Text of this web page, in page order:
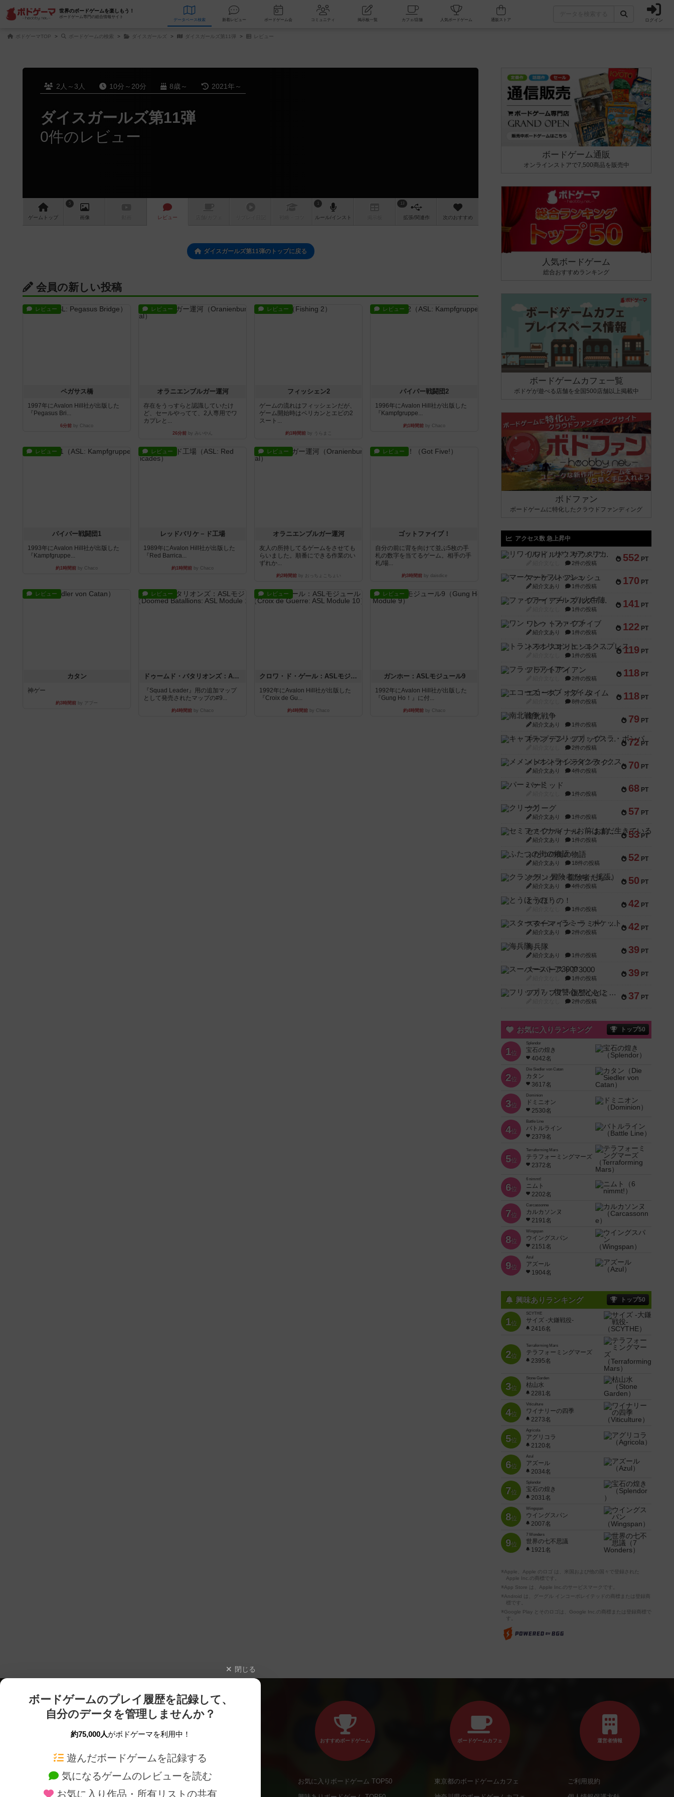
世界のボードゲームを楽しもう！
ボードゲーム専門の総合情報サイト
データベース 検索 新着レビュー ボードゲーム会 コミュニティ 掲示板一覧 カフェ/店舗 人気ボードゲーム ログイン
ボドゲーマTOP ボードゲームの検索 ダイスガールズ ダイスガールズ第11弾 レビュー
2人～3人 10分～20分 8歳～ 2021年～
ダイスガールズ第11弾
0件のレビュー
ゲーム トップ
5
画像 レビュー
1
ルール/インスト
13
拡張/関連作 次のおすすめ
ダイスガールズ第11弾のトップに戻る
会員の新しい投稿
レビュー
ペガサス橋
1997年にAvalon Hill社が出版した
『Pegasus Bri...
6分前 by Chaco
レビュー
オラニエンブルガー運河
存在をうっすらと認識していたけ
ど、セールやってて、2人専用でワ
カプレと...
26分前 by みいやん
レビュー
フィッシェン2
ゲームの流れはフィッシェンだが、
ゲーム開始時はペリカンとエビの2
スート...
約1時間前by うらまこ
レビュー
パイパー戦闘団2
1996年にAvalon Hill社が出版した
『Kampfgruppe...
約1時間前 by Chaco
レビュー
パイパー戦闘団1
1993年にAvalon Hill社が出版した
『Kampfgruppe...
約1時間前 by Chaco
レビュー
レッドバリケ－ド工場
1989年にAvalon Hill社が出版した
『Red Barrica...
約1時間前 by Chaco
レビュー
オラニエンブルガー運河
友人の所持してるゲームをさせても
らいました。順番にできる作業のい
ずれか...
約2時間前by おっちょこちょい
レビュー
ゴットファイブ！
自分の前に背を向けて並ぶ5枚の手
札の数字を当てるゲーム。相手の手
札/場...
約3時間前by daisdice
レビュー
カタン
神ゲー
約3時間前 by アプー
レビュー
ドゥームド・バタリオンズ：ASLモジュール11
『Squad Leader』用の追加マップ
として発売されたマップの#9...
約4時間前 by Chaco
レビュー
クロワ・ド・ゲール：ASLモジュール10
1992年にAvalon Hill社が出版した
『Croix de Gu...
約4時間前 by Chaco
レビュー
ガンホー：ASLモジュール9
1992年にAvalon Hill社が出版した
『Gung Ho！』に付...
約4時間前 by Chaco
ボードゲーム通販
オンラインストアで7,500商品を販売中
人気ボードゲーム
総合おすすめランキング
ボードゲームカフェ一覧
ボドゲが遊べる店舗を全国500店舗以上掲載中
ボドファン
ボードゲームに特化したクラウドファンディング
アクセス数 急上昇中
552 PT
リワイルド：サウスアメリカ
2件の投稿
170 PT
マーケットフレッシュ
紹介文あり 1件の投稿
141 PT
ファイアー・ブルズ / 火牛陣
1件の投稿
122 PT
ワン・トゥ・ファイブ
紹介文あり 1件の投稿
119 PT
トランスオリエント・エクスプレス
1件の投稿
118 PT
フラットアイアン
2件の投稿
118 PT
エコーズ・オブ・タイム
8件の投稿
79 PT
南北戦争
紹介文あり 1件の投稿
72 PT
キャプテン・フリップ：イスラ・ボンバ
2件の投稿
70 PT
メメントオンラインタクティクス
紹介文あり 4件の投稿
68 PT
パーミッド
1件の投稿
57 PT
クリーグ
紹介文あり 1件の投稿
53 PT
セミファイナル ～お前はまだ生きている～
紹介文あり 1件の投稿
52 PT
ふたつの街の物語
紹介文あり 18件の投稿
50 PT
クランク! ：冒険者たち（拡張）
紹介文あり 4件の投稿
42 PT
とうほうの！
1件の投稿
42 PT
スターマイン・ラミー ポケット
紹介文あり 2件の投稿
39 PT
海兵隊
紹介文あり 1件の投稿
39 PT
スーパーストア3000
1件の投稿
37 PT
フリップ７：復讐心とともに
2件の投稿
お気に入りランキング トップ50
1位
Splendor
宝石の煌き
4042名
2位
Die Siedler von Catan
カタン
3617名
3位
Dominion
ドミニオン
2530名
4位
Battle Line
バトルライン
2379名
5位
Terraforming Mars
テラフォーミングマーズ
2372名
6位
6 nimmt!
ニムト
2202名
7位
Carcassonne
カルカソンヌ
2191名
8位
Wingspan
ウイングスパン
2151名
9位
Azul
アズール
1904名
興味ありランキング トップ50
1位
SCYTHE
サイズ -大鎌戦役-
2416名
2位
Terraforming Mars
テラフォーミングマーズ
2395名
3位
Stone Garden
枯山水
2281名
4位
Viticulture
ワイナリーの四季
2273名
5位
Agricola
アグリコラ
2120名
6位
Azul
アズール
2034名
7位
Splendor
宝石の煌き
2031名
8位
Wingspan
ウイングスパン
2007名
9位
7 Wonders
世界の七不思議
1921名
※Apple、Apple のロゴ は、米国および他の国々で登録された
Apple Inc.の商標です。
※App Store は、Apple Inc.のサービスマークです。
※Android は、グーグル インコーポレイテッドの商標または登録商
標です。
※Google Play とそのロゴは、Google Inc.の商標または登録商標で
す。
閉じる
ボードゲームのプレイ履歴を記録して、
自分のデータを管理しませんか？
約75,000人がボドゲーマを利用中！
遊んだボードゲームを記録する
気になるゲームのレビューを読む
お気に入り作品・所有リストの共有
ボードゲームを検索する 新作・再入荷情報
おすすめボードゲーム
お気に入りボードゲーム TOP50
ボードゲームカフェ
東京都のボードゲームカフェ
運営者情報
ご利用規約